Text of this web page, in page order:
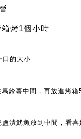
烤1個小時
口的大小
鈴薯中間，再放進烤箱
潰魷魚放到中間，看喜